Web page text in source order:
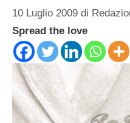
10 Luglio 2009 di
Spread the love